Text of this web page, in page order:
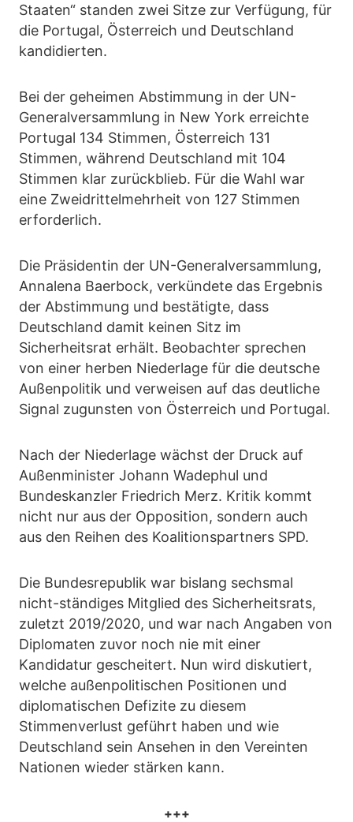
Staaten“ standen zwei Sitze zur Verfügung, für
die Portugal, Österreich und Deutschland
kandidierten.
Bei der geheimen Abstimmung in der UN-
Generalversammlung in New York erreichte
Portugal 134 Stimmen, Österreich 131
Stimmen, während Deutschland mit 104
Stimmen klar zurückblieb. Für die Wahl war
eine Zweidrittelmehrheit von 127 Stimmen
erforderlich.
Die Präsidentin der UN-Generalversammlung,
Annalena Baerbock, verkündete das Ergebnis
der Abstimmung und bestätigte, dass
Deutschland damit keinen Sitz im
Sicherheitsrat erhält. Beobachter sprechen
von einer herben Niederlage für die deutsche
Außenpolitik und verweisen auf das deutliche
Signal zugunsten von Österreich und Portugal.
Nach der Niederlage wächst der Druck auf
Außenminister Johann Wadephul und
Bundeskanzler Friedrich Merz. Kritik kommt
nicht nur aus der Opposition, sondern auch
aus den Reihen des Koalitionspartners SPD.
Die Bundesrepublik war bislang sechsmal
nicht-ständiges Mitglied des Sicherheitsrats,
zuletzt 2019/2020, und war nach Angaben von
Diplomaten zuvor noch nie mit einer
Kandidatur gescheitert. Nun wird diskutiert,
welche außenpolitischen Positionen und
diplomatischen Defizite zu diesem
Stimmenverlust geführt haben und wie
Deutschland sein Ansehen in den Vereinten
Nationen wieder stärken kann.
+++